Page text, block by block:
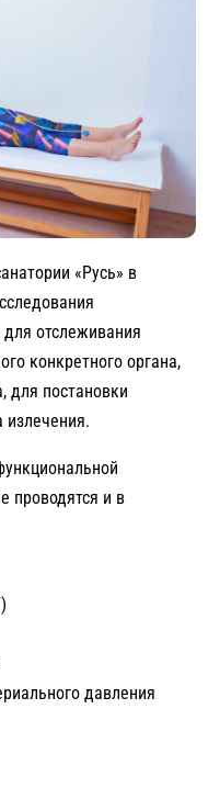
«Русь» в
отслеживания
конкретного органа,
для постановки
излечения.
проводятся и в
давления